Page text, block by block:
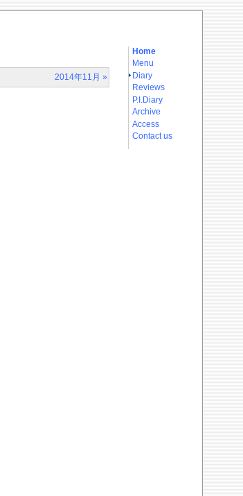
2014年11月 »
Home
Menu
Diary
Reviews
P.I.Diary
Archive
Access
Contact us